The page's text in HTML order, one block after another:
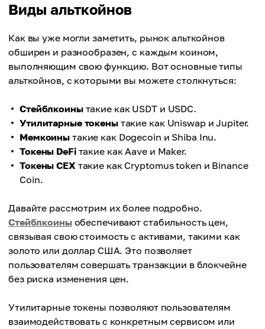
Виды альткойнов
Как вы уже могли заметить, рынок альткойнов
обширен и разнообразен, с каждым коином,
выполняющим свою функцию. Вот основные типы
альткойнов, с которыми вы можете столкнуться:
Стейблкоинытакие как USDT и USDC.
Утилитарные токенытакие как Uniswap и Jupiter.
Мемкоины такие как Dogecoin и Shiba Inu.
Токены DeFiтакие как Aave и Maker.
Токены CEX такие как Cryptomus token и Binance
Coin.
Давайте рассмотрим их более подробно.
Стейблкоиныобеспечивают стабильность цен,
связывая свою стоимость с активами, такими как
золото или доллар США. Это позволяет
пользователям совершать транзакции в блокчейне
без риска изменения цен.
Утилитарные токены позволяют пользователям
взаимодействовать с конкретным сервисом или